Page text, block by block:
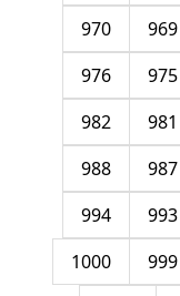
969
970
975
976
981
982
987
988
993
994
999
1000